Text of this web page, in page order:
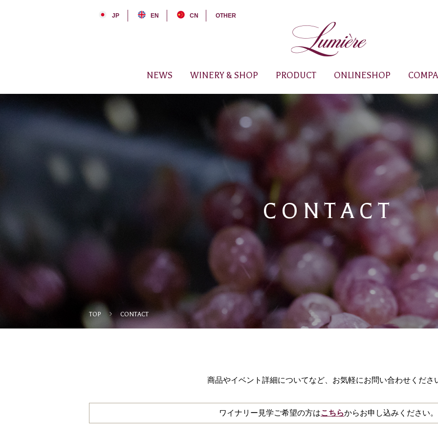
JP EN CN OTHER
NEWS WINERY & SHOP PRODUCT ONLINESHOP
CONTACT
TOP CONTACT
商品やイベント詳細についてなど、お気軽にお問い合わせくださ
ワイナリー見学ご希望の方はこちらからお申し込みください。